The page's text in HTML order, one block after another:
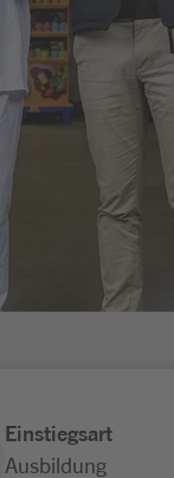
Einstiegsart
Ausbildung